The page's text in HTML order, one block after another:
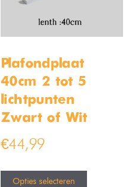
Plafondplaat
40cm 2 tot 5
lichtpunten –
Zwart of Wit
€44,99
Opties selecteren